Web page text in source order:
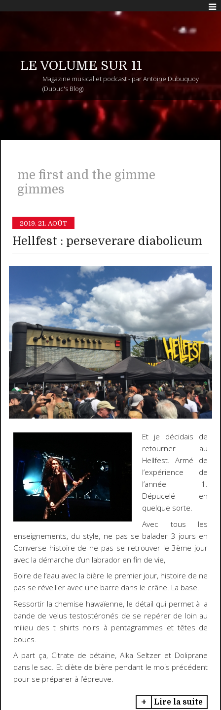
LE VOLUME SUR 11
Magazine musical et podcast - par Antoine Dubuquoy
(Dubuc's Blog)
me first and the gimme
gimmes
2019. 21. AOÛT
Hellfest : perseverare diabolicum
Et je décidais de
retourner au
Hellfest. Armé de
l’expérience de
l’année 1.
Dépucelé en
quelque sorte.
Avec tous les
enseignements, du style, ne pas se balader 3 jours en
Converse histoire de ne pas se retrouver le 3ème jour
avec la démarche d’un labrador en fin de vie,
Boire de l’eau avec la bière le premier jour, histoire de ne
pas se réveiller avec une barre dans le crâne. La base.
Ressortir la chemise hawaïenne, le détail qui permet à la
bande de velus testostéronés de se repérer de loin au
milieu des t shirts noirs à pentagrammes et têtes de
boucs.
A part ça, Citrate de bétaïne, Alka Seltzer et Doliprane
dans le sac. Et diète de bière pendant le mois précédent
pour se préparer à l’épreuve.
Lire la suite